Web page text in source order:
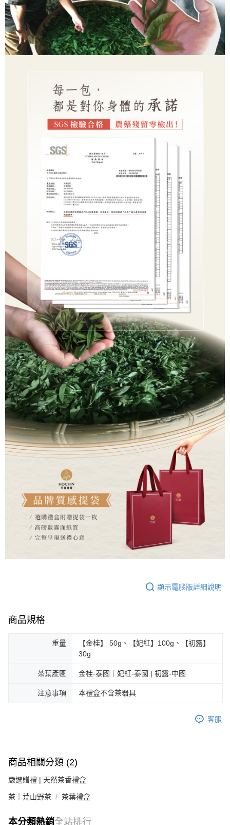
顯示電腦版詳細說明
商品規格
重量
【金桂】 50g、【妃紅】100g、【初露】
30g
茶葉產區 金桂-泰國｜妃紅-泰國 | 初露-中國
注意事項 本禮盒不含茶器具
客服
商品相關分類 (2)
嚴選贈禮 | 天然茶香禮盒
茶｜荒山野茶 茶葉禮盒
本分類熱銷全站排行